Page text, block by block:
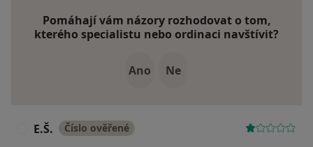
Pomáhají vám názory rozhodovat o tom,
kterého specialistu nebo ordinaci navštívit?
Ano Ne
E.Š. Číslo ověřené